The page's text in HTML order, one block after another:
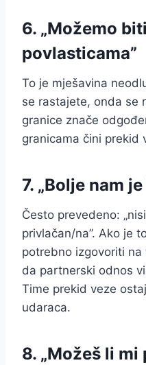
6. „Možemo
povlasticama”
To je mješavina
se rastajete, onda se
granice znače
granicama čini prekid
7. „Bolje nam
Često prevedeno:
privlačan/na”. Ako je
potrebno izgovoriti na
da partnerski odnos
Time prekid veze
udaraca.
8. „Možeš li